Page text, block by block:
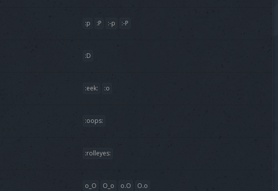
:p :P :-p :-P
:D
:eek: :o
:oops:
:rolleyes:
o_O O_o o.O O.o